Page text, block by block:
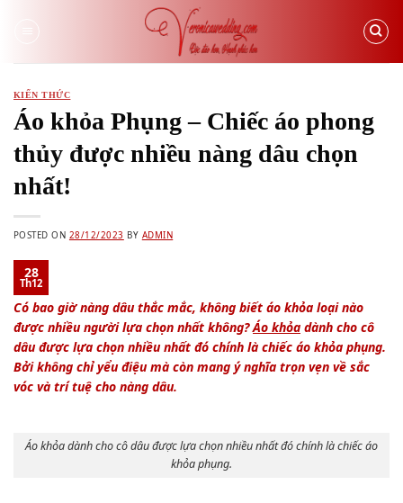
KIẾN THỨC
Áo khỏa Phụng – Chiếc áo phong
thủy được nhiều nàng dâu chọn
nhất!
POSTED ON 28/12/2023 BY ADMIN
28
Th12
Có bao giờ nàng dâu thắc mắc, không biết áo khỏa loại nào
được nhiều người lựa chọn nhất không?Áo khỏa dành cho cô
dâu được lựa chọn nhiều nhất đó chính là chiếc áo khỏa phụng.
Bởi không chỉ yểu điệu mà còn mang ý nghĩa trọn vẹn về sắc
vóc và trí tuệ cho nàng dâu.
Áo khỏa dành cho cô dâu được lựa chọn nhiều nhất đó chính là chiếc áo
khỏa phụng.